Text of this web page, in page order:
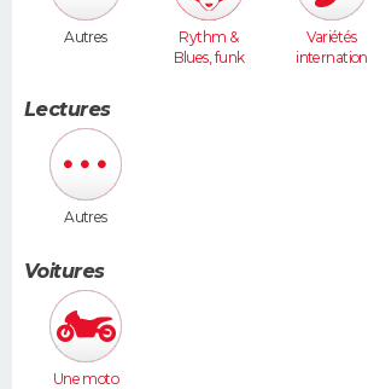
Autres
Rythm &
Blues, funk
Variétés
internation
Lectures
Autres
Voitures
Une moto